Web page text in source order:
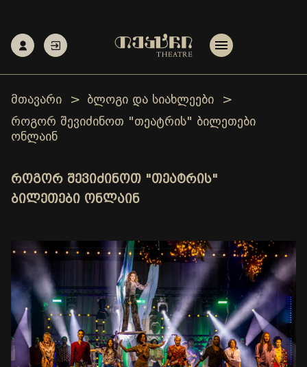
მთავარი
ბლოგი და სიახლეები
როგორ შევიძინოთ "თეატრის" ბილეთები
ონლაინ
ᲠᲝᲒᲝᲠ ᲨᲔᲕᲘᲫᲘᲜᲝᲗ "ᲗᲔᲐᲢᲠᲘᲡ"
ᲑᲘᲚᲔᲗᲔᲑᲘ ᲝᲜᲚᲐᲘᲜ